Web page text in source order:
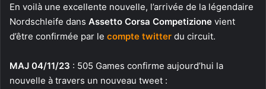
En voilà une excellente nouvelle, l’arrivée de la légendaire
Nordschleife dans Assetto Corsa Competizione vient
d’être confirmée par le compte twitter du circuit.
MAJ 04/11/23 : 505 Games confirme aujourd’hui la
nouvelle à travers un nouveau tweet :